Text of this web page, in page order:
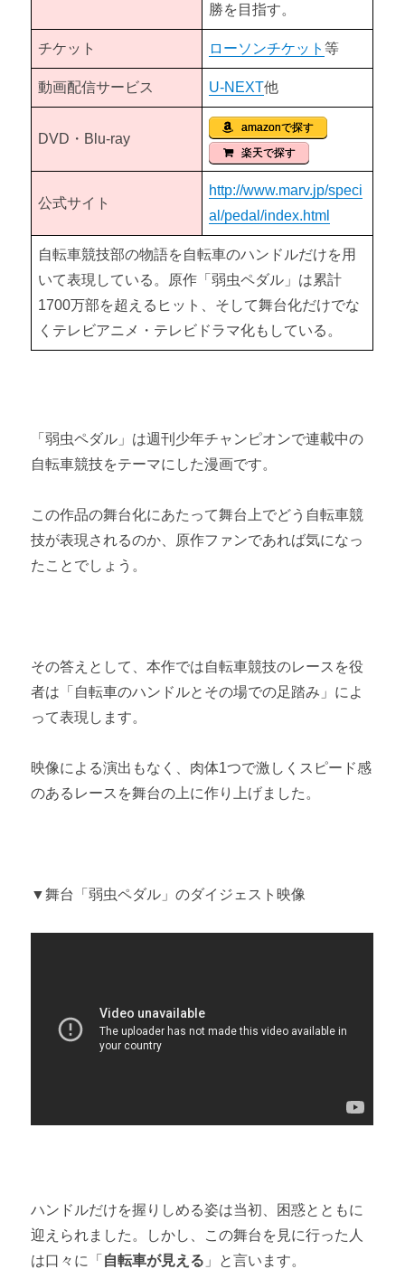
勝を目指す。
チケット ローソンチケット等
動画配信サービス U-NEXT他
DVD・Blu-ray
amazonで探す
楽天で探す
公式サイト
http://www.marv.jp/speci
al/pedal/index.html
自転車競技部の物語を自転車のハンドルだけを用
いて表現している。原作「弱虫ペダル」は累計
1700万部を超えるヒット、そして舞台化だけでな
くテレビアニメ・テレビドラマ化もしている。
「弱虫ペダル」は週刊少年チャンピオンで連載中の
自転車競技をテーマにした漫画です。
この作品の舞台化にあたって舞台上でどう自転車競
技が表現されるのか、原作ファンであれば気になっ
たことでしょう。
その答えとして、本作では自転車競技のレースを役
者は「自転車のハンドルとその場での足踏み」によ
って表現します。
映像による演出もなく、肉体1つで激しくスピード感
のあるレースを舞台の上に作り上げました。
▼舞台「弱虫ペダル」のダイジェスト映像
ハンドルだけを握りしめる姿は当初、困惑とともに
迎えられました。しかし、この舞台を見に行った人
は口々に「 自転車が見える 」と言います。